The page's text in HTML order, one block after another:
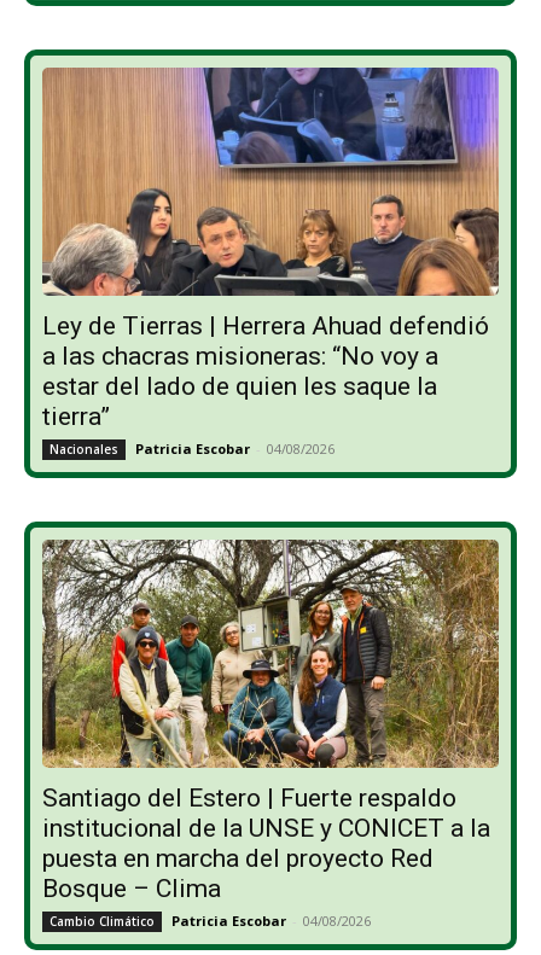
Ley de Tierras | Herrera Ahuad defendió
a las chacras misioneras: “No voy a
estar del lado de quien les saque la
tierra”
Nacionales Patricia Escobar - 04/08/2026
Santiago del Estero | Fuerte respaldo
institucional de la UNSE y CONICET a la
puesta en marcha del proyecto Red
Bosque – Clima
Cambio Climático Patricia Escobar - 04/08/2026